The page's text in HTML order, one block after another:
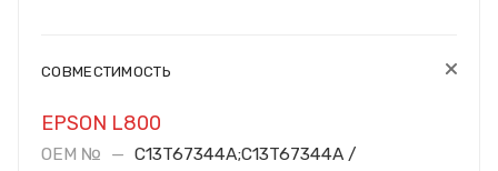
СОВМЕСТИМОСТЬ
EPSON L800
OEM № — C13T67344A;C13T67344A /